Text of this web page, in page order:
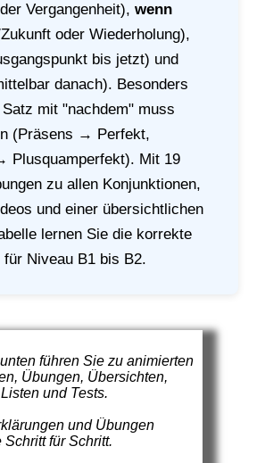
Vergangenheit), wenn
oder Wiederholung),
bis jetzt) und
danach). Besonders
mit "nachdem" muss
(Präsens → Perfekt,
Plusquamperfekt). Mit 19
zu allen Konjunktionen,
und einer übersichtlichen
lernen Sie die korrekte
für Niveau B1 bis B2.
führen Sie zu animierten
Übungen, Übersichten,
und Tests.
und Übungen
für Schritt.